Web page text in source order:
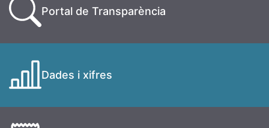
Portal de Transparència
Dades i xifres